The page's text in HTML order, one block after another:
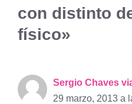
con distinto
físico»
Sergio Chaves
29 marzo, 2013 a